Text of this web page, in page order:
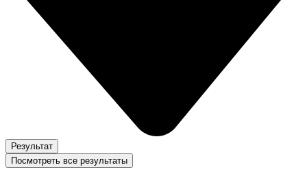
Результат
Посмотреть все результаты